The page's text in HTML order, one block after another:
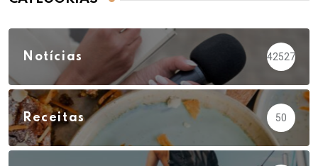
Notícias 42527
Receitas 50